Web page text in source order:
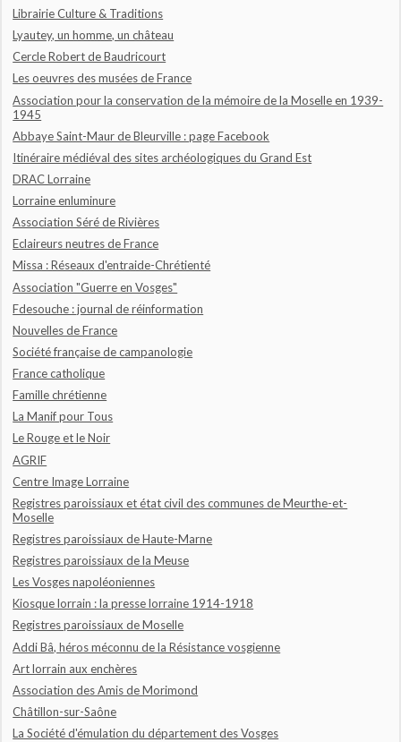
Librairie Culture & Traditions
Lyautey, un homme, un château
Cercle Robert de Baudricourt
Les oeuvres des musées de France
Association pour la conservation de la mémoire de la Moselle en 1939-
1945
Abbaye Saint-Maur de Bleurville : page Facebook
Itinéraire médiéval des sites archéologiques du Grand Est
DRAC Lorraine
Lorraine enluminure
Association Séré de Rivières
Eclaireurs neutres de France
Missa : Réseaux d'entraide-Chrétienté
Association "Guerre en Vosges"
Fdesouche : journal de réinformation
Nouvelles de France
Société française de campanologie
France catholique
Famille chrétienne
La Manif pour Tous
Le Rouge et le Noir
AGRIF
Centre Image Lorraine
Registres paroissiaux et état civil des communes de Meurthe-et-
Moselle
Registres paroissiaux de Haute-Marne
Registres paroissiaux de la Meuse
Les Vosges napoléoniennes
Kiosque lorrain : la presse lorraine 1914-1918
Registres paroissiaux de Moselle
Addi Bâ, héros méconnu de la Résistance vosgienne
Art lorrain aux enchères
Association des Amis de Morimond
Châtillon-sur-Saône
La Société d'émulation du département des Vosges